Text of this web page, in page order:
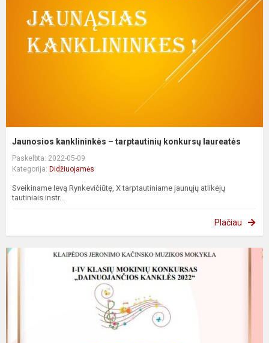
Jaunosios kanklininkės – tarptautinių konkursų laureatės
Paskelbta: 2022-05-09
Kategorija: Didžiuojamės
Sveikiname Ievą Rynkevičiūtę, X tarptautiniame jaunųjų atlikėjų
tautiniais instr...
Plačiau